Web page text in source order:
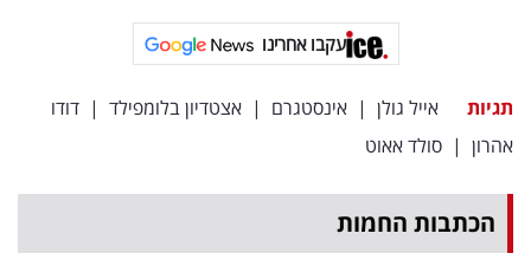
עקבו
עקבו אחרינו
תגיות אייל גולן | אינסטגרם | אצטדיון בלומפילד | דודו
אהרון | סולד אאוט
הכתבות החמות